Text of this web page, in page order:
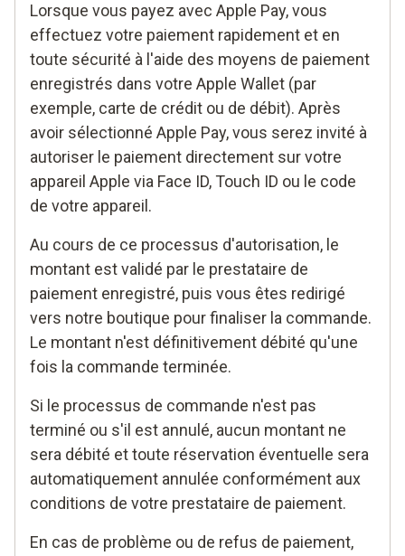
Lorsque vous payez avec Apple Pay, vous
effectuez votre paiement rapidement et en
toute sécurité à l'aide des moyens de paiement
enregistrés dans votre Apple Wallet (par
exemple, carte de crédit ou de débit). Après
avoir sélectionné Apple Pay, vous serez invité à
autoriser le paiement directement sur votre
appareil Apple via Face ID, Touch ID ou le code
de votre appareil.
Au cours de ce processus d'autorisation, le
montant est validé par le prestataire de
paiement enregistré, puis vous êtes redirigé
vers notre boutique pour finaliser la commande.
Le montant n'est définitivement débité qu'une
fois la commande terminée.
Si le processus de commande n'est pas
terminé ou s'il est annulé, aucun montant ne
sera débité et toute réservation éventuelle sera
automatiquement annulée conformément aux
conditions de votre prestataire de paiement.
En cas de problème ou de refus de paiement,